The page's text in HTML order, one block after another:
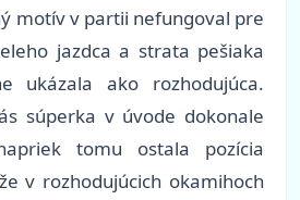
motív v partii nefungoval pre
jazdca a strata pešiaka
ukázala ako rozhodujúca.
súperka v úvode dokonale
tomu ostala pozícia
v rozhodujúcich okamihoch